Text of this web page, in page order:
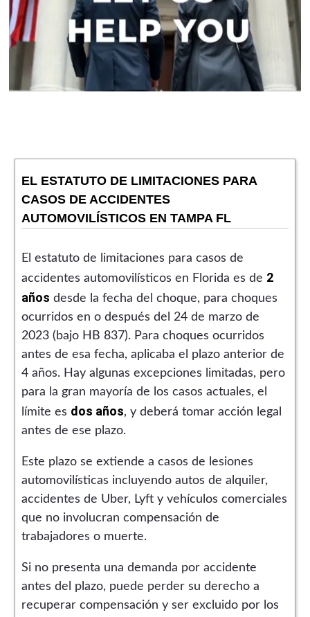
EL ESTATUTO DE LIMITACIONES PARA
CASOS DE ACCIDENTES
AUTOMOVILÍSTICOS EN TAMPA FL
El estatuto de limitaciones para casos de
accidentes automovilísticos en Florida es de 2
años desde la fecha del choque, para choques
ocurridos en o después del 24 de marzo de
2023 (bajo HB 837). Para choques ocurridos
antes de esa fecha, aplicaba el plazo anterior de
4 años. Hay algunas excepciones limitadas, pero
para la gran mayoría de los casos actuales, el
límite es dos años, y deberá tomar acción legal
antes de ese plazo.
Este plazo se extiende a casos de lesiones
automovilísticas incluyendo autos de alquiler,
accidentes de Uber, Lyft y vehículos comerciales
que no involucran compensación de
trabajadores o muerte.
Si no presenta una demanda por accidente
antes del plazo, puede perder su derecho a
recuperar compensación y ser excluido por los